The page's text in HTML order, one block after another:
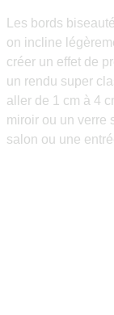
Les bords
on incline
créer un effet de
un rendu super
aller de 1 cm à 4
miroir ou un verre
salon ou une